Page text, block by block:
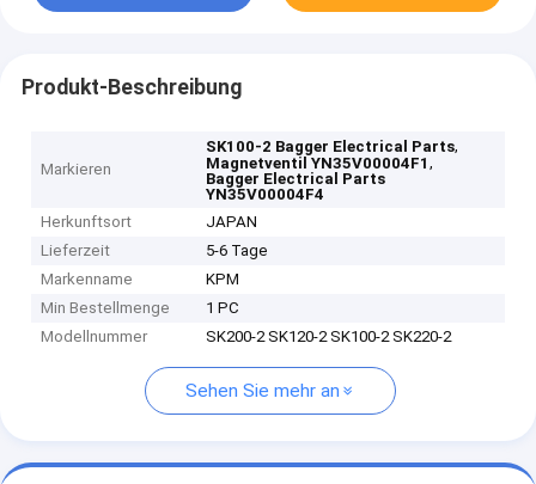
Produkt-Beschreibung
Markieren
SK100-2 Bagger Electrical Parts,
Magnetventil YN35V00004F1,
Bagger Electrical Parts
YN35V00004F4
Herkunftsort
JAPAN
Lieferzeit
5-6 Tage
Markenname
KPM
Min Bestellmenge
1 PC
Modellnummer
SK200-2 SK120-2 SK100-2 SK220-2
Sehen Sie mehr an